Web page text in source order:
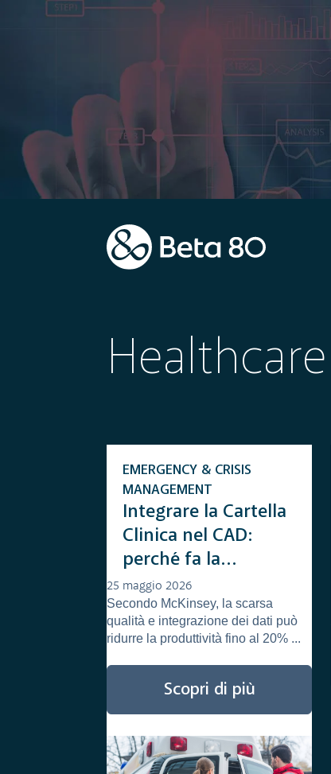
Healthcare
Integrare la Cartella
Clinica nel CAD:
perché fa la
differenza
EMERGENCY & CRISIS
MANAGEMENT
25 maggio 2026
Secondo McKinsey, la scarsa
qualità e integrazione dei dati può
ridurre la produttività fino al 20% ...
Scopri di più